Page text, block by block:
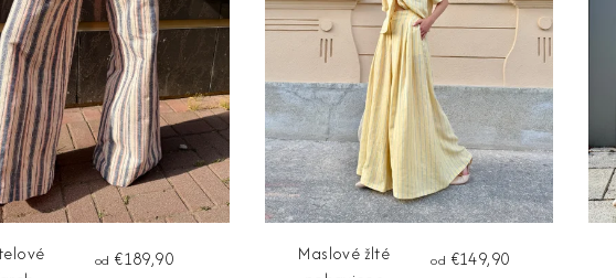
od €189,90
Maslové žlté
od €149,90